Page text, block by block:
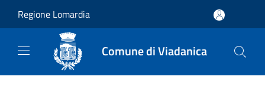
Regione Lomardia
Comune di Viadanica